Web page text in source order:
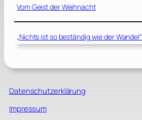
Vom Geist der Weihnacht
„Nichts ist so beständig wie der Wandel“
Datenschutzerklärung
Impressum